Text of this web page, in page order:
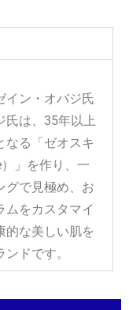
イン・オバジ氏
氏は、35年以上
なる「ゼオスキ
）」を作り、一
グで見極め、お
ムをカスタマイ
的な美しい肌を
ドです。